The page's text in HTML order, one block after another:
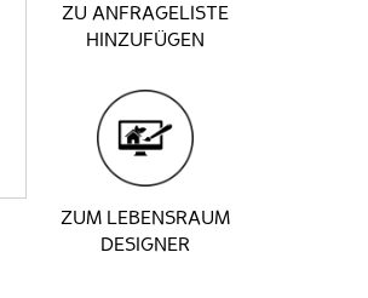
ZU ANFRAGELISTE
HINZUFÜGEN
ZUM LEBENSRAUM
DESIGNER